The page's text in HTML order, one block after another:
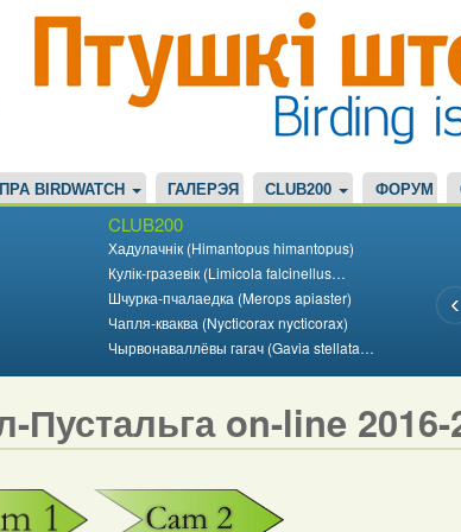
ПРА BIRDWATCH ГАЛЕРЭЯ CLUB200 ФОРУМ
CLUB200
Хадулачнік (Himantopus himantopus)
Кулік-гразевік (Limicola falcinellus…
Шчурка-пчалаедка (Merops apiaster)
Чапля-кваква (Nycticorax nycticorax)
Чырвонаваллёвы гагач (Gavia stellata…
Пустальга on-line